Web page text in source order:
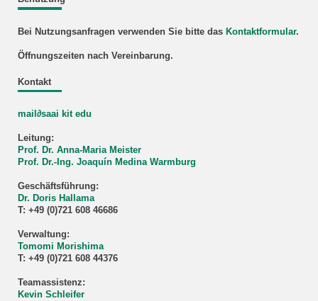
Bei Nutzungsanfragen verwenden Sie bitte das Kontaktformular.
Öffnungszeiten nach Vereinbarung.
Kontakt
mail∂saai kit edu
Leitung:
Prof. Dr. Anna-Maria Meister
Prof. Dr.-Ing. Joaquín Medina Warmburg
Geschäftsführung:
Dr. Doris Hallama
T: +49 (0)721 608 46686
Verwaltung:
Tomomi Morishima
T: +49 (0)721 608 44376
Teamassistenz:
Kevin Schleifer